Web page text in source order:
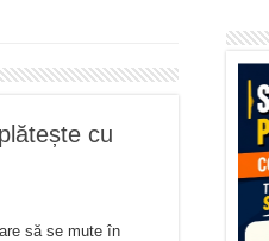
Severinului
cu
să se mute în